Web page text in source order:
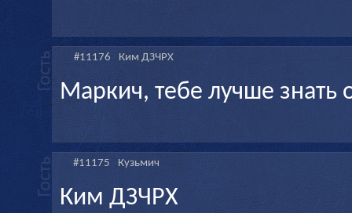
#11176 Ким ДЗЧРХ
Маркич, тебе лучше знать
#11175 Кузьмич
Ким ДЗЧРХ